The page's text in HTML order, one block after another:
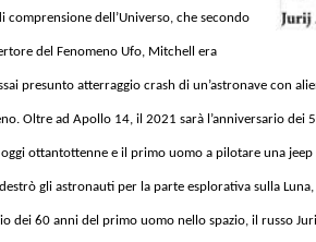
dell’Universo, che secondo
del Fenomeno Ufo, Mitchell era
presunto atterraggio crash di un’astronave con
Oltre ad Apollo 14, il 2021 sarà l’anniversario dei
oggi ottantottenne e il primo uomo a pilotare una
gli astronauti per la parte esplorativa sulla
dei 60 anni del primo uomo nello spazio, il russo